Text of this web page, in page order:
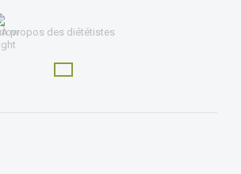
À propos des diététistes